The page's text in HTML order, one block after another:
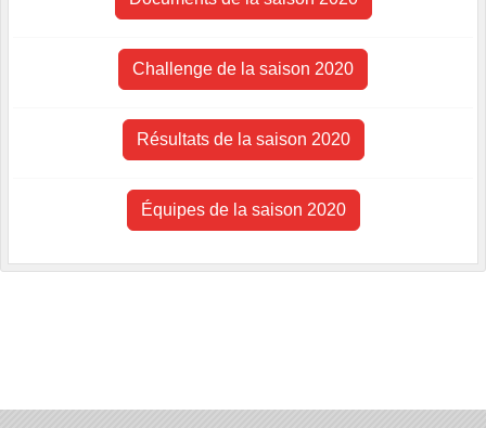
Challenge de la saison 2020
Résultats de la saison 2020
Équipes de la saison 2020